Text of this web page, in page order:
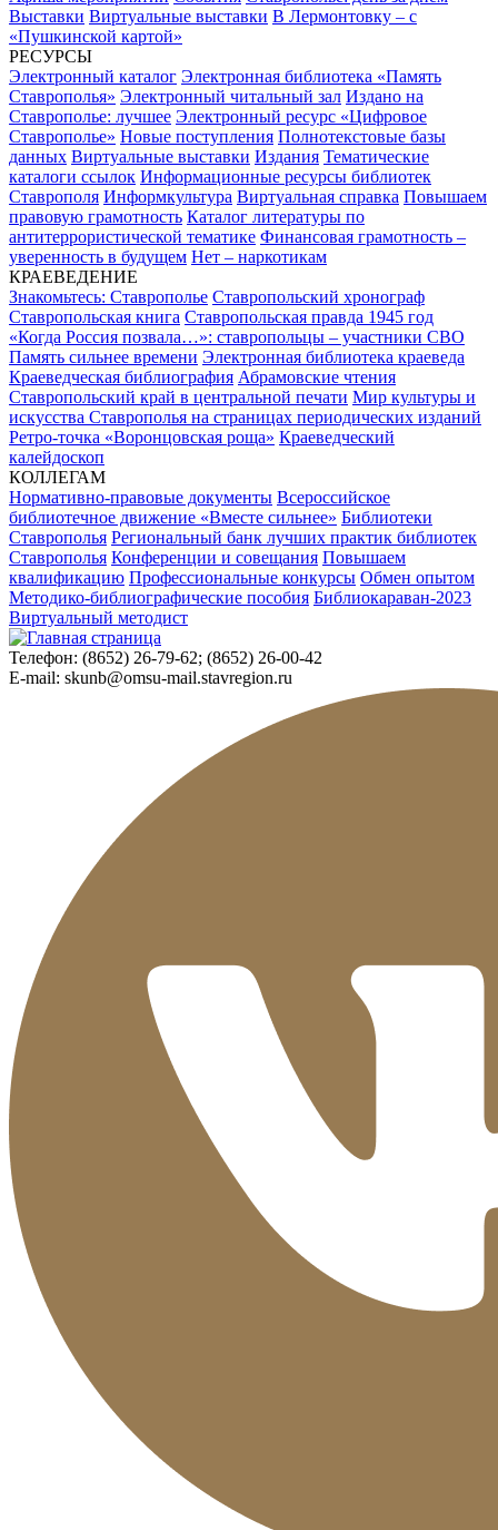
Выставки Виртуальные выставки В Лермонтовку – с
«Пушкинской картой»
РЕСУРСЫ
Электронный каталог Электронная библиотека «Память
Ставрополья» Электронный читальный зал Издано на
Ставрополье: лучшее Электронный ресурс «Цифровое
Ставрополье» Новые поступления Полнотекстовые базы
данных Виртуальные выставки Издания Тематические
каталоги ссылок Информационные ресурсы библиотек
Ставрополя Информкультура Виртуальная справка Повышаем
правовую грамотность Каталог литературы по
антитеррористической тематике Финансовая грамотность –
уверенность в будущем Нет – наркотикам
КРАЕВЕДЕНИЕ
Знакомьтесь: Ставрополье Ставропольский хронограф
Ставропольская книга Ставропольская правда 1945 год
«Когда Россия позвала…»: ставропольцы – участники СВО
Память сильнее времени Электронная библиотека краеведа
Краеведческая библиография Абрамовские чтения
Ставропольский край в центральной печати Мир культуры и
искусства Ставрополья на страницах периодических изданий
Ретро-точка «Воронцовская роща» Краеведческий
калейдоскоп
КОЛЛЕГАМ
Нормативно-правовые документы Всероссийское
библиотечное движение «Вместе сильнее» Библиотеки
Ставрополья Региональный банк лучших практик библиотек
Ставрополья Конференции и совещания Повышаем
квалификацию Профессиональные конкурсы Обмен опытом
Методико-библиографические пособия Библиокараван-2023
Виртуальный методист
Телефон: (8652) 26-79-62; (8652) 26-00-42
E-mail: skunb@omsu-mail.stavregion.ru